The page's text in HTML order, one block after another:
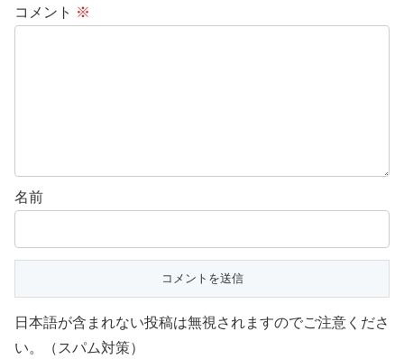
コメント ※
名前
日本語が含まれない投稿は無視されますのでご注意くださ
い。（スパム対策）